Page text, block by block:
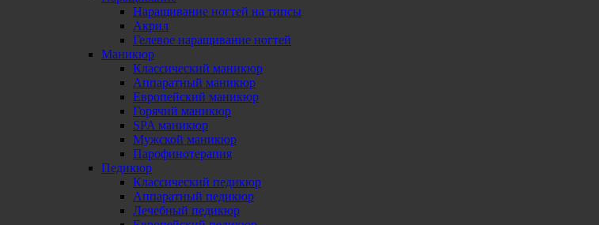
Наращивание ногтей на типсы
Акрил
Гелевое наращивание ногтей
Маникюр
Классический маникюр
Аппаратный маникюр
Европейский маникюр
Горячий маникюр
SPA маникюр
Мужской маникюр
Парофинотерапия
Педикюр
Классический педикюр
Аппаратный педикюр
Лечебный педикюр